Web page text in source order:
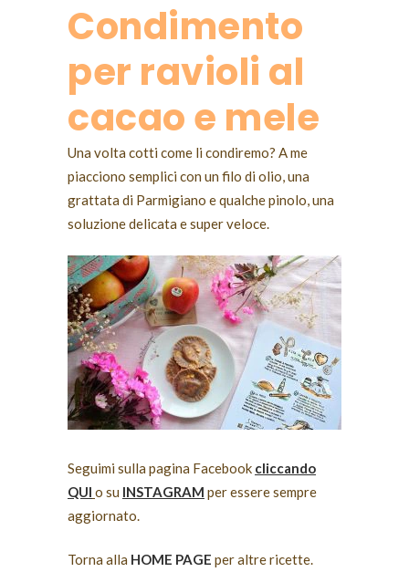
Condimento
per ravioli al
cacao e mele
Una volta cotti come li condiremo? A me
piacciono semplici con un filo di olio, una
grattata di Parmigiano e qualche pinolo, una
soluzione delicata e super veloce.
Seguimi sulla pagina Facebook cliccando
QUI o su INSTAGRAM per essere sempre
aggiornato.
Torna alla HOME PAGE per altre ricette.